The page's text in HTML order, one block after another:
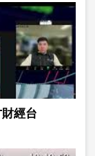
經台